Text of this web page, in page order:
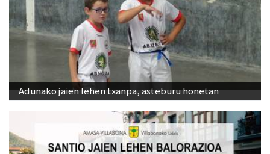
Adunako jaien lehen txanpa, asteburu honetan